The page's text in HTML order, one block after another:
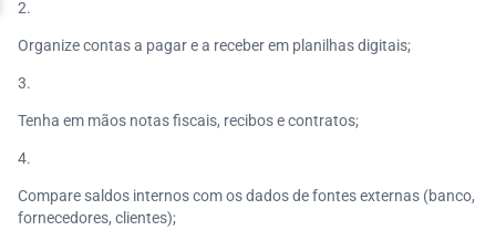
Organize contas a pagar e a receber em planilhas digitais;
Tenha em mãos notas fiscais, recibos e contratos;
Compare saldos internos com os dados de fontes externas (banco,
fornecedores, clientes);